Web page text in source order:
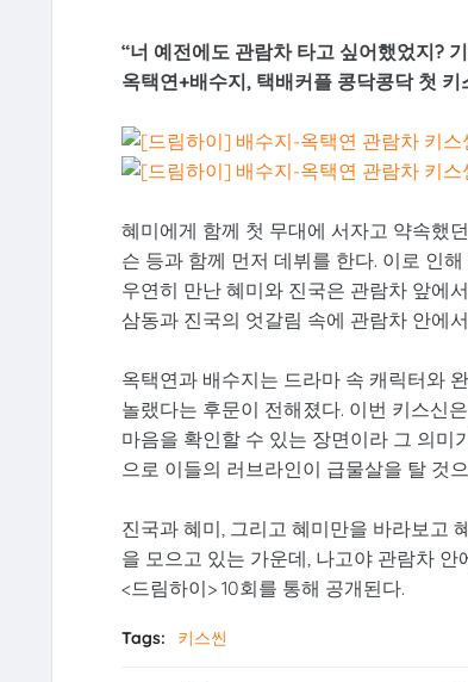
“너 예전에도 관람차 타고 싶어했었지?
옥택연+배수지, 택배커플 콩닥콩닥 첫 키
혜미에게 함께 첫 무대에 서자고 약속했
슨 등과 함께 먼저 데뷔를 한다. 이로 인
우연히 만난 혜미와 진국은 관람차 앞에
삼동과 진국의 엇갈림 속에 관람차 안에
옥택연과 배수지는 드라마 속 캐릭터와
놀랬다는 후문이 전해졌다. 이번 키스신
마음을 확인할 수 있는 장면이라 그 의미
으로 이들의 러브라인이 급물살을 탈 것
진국과 혜미, 그리고 혜미만을 바라보고
을 모으고 있는 가운데, 나고야 관람차
<드림하이> 10회를 통해 공개된다.
Tags: 키스씬